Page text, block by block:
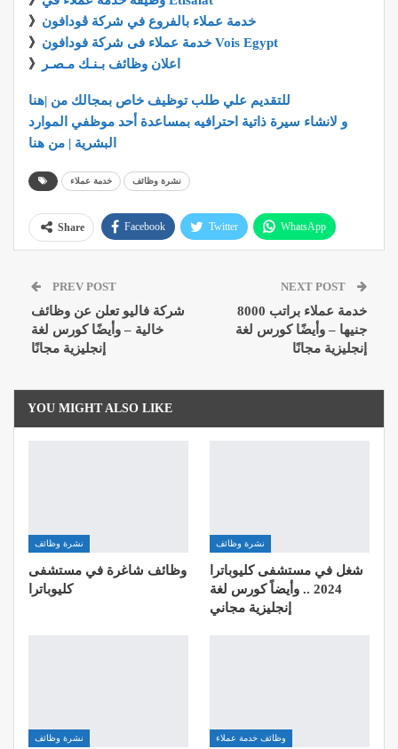
》 خدمة عملاء بالفروع في شركة ڤودافون
》
خدمة عملاء فى شركة فودافون Vois Egypt
》
اعلان وظائف بـنـك مـصـر
للتقديم علي طلب توظيف خاص بمجالك من |هنا
و لانشاء سيرة ذاتية احترافيه بمساعدة أحد موظفي الموارد
البشرية | من هنا
خدمة عملاء نشرة وظائف
Share Facebook Twitter WhatsApp
ReddIt
PREV POST
شركة فاليو تعلن عن وظائف
خالية – وأيضًا كورس لغة
إنجليزية مجانًا
NEXT POST
خدمة عملاء براتب 8000
جنيها – وأيضًا كورس لغة
إنجليزية مجانًا
YOU MIGHT ALSO LIKE
نشرة وظائف
وظائف شاغرة في مستشفى
كليوباترا
نشرة وظائف
شغل في مستشفى كليوباترا
2024 .. وأيضاً كورس لغة
إنجليزية مجاني
نشرة وظائف وظائف خدمة عملاء